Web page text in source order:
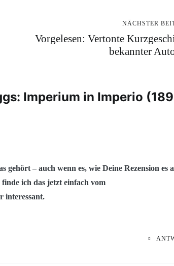
NÄCHSTER
Vorgelesen: Vertonte
bekannter
Imperium in Imperio
gehört – auch wenn es, wie Deine Rezension es
ich das jetzt einfach vom
interessant.